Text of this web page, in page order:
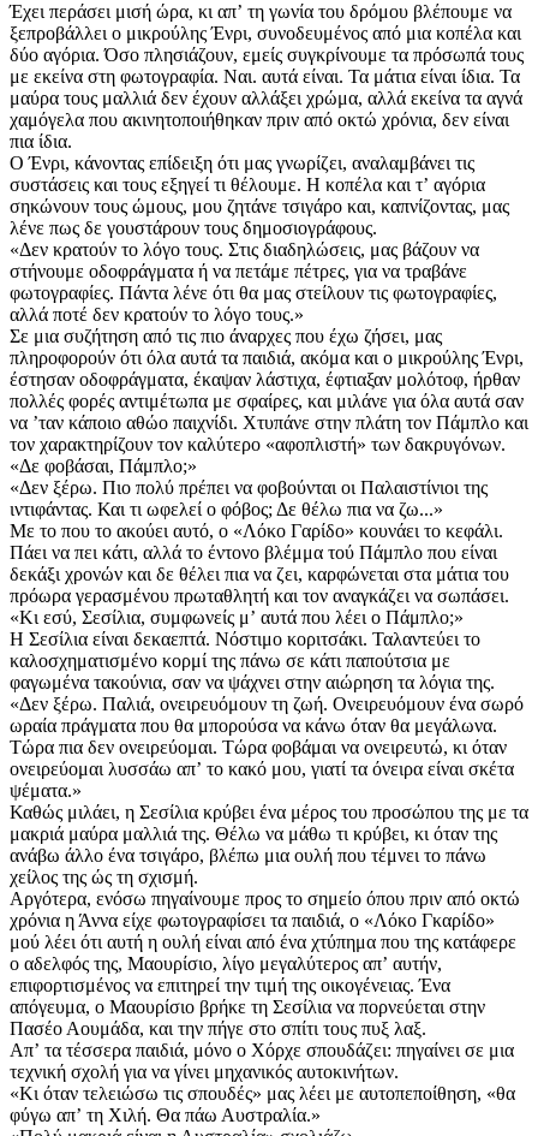
Έχει περάσει μισή ώρα, κι απʼ τη γωνία του δρόμου βλέπουμε να
ξεπροβάλλει ο μικρούλης Ένρι, συνοδευμένος από μια κοπέλα και
δύο αγόρια. Όσο πλησιάζουν, εμείς συγκρίνουμε τα πρόσωπά τους
με εκείνα στη φωτογραφία. Ναι. αυτά είναι. Τα μάτια είναι ίδια. Τα
μαύρα τους μαλλιά δεν έχουν αλλάξει χρώμα, αλλά εκείνα τα αγνά
χαμόγελα που ακινητοποιήθηκαν πριν από οκτώ χρόνια, δεν είναι
πια ίδια.
Ο Ένρι, κάνοντας επίδειξη ότι μας γνωρίζει, αναλαμβάνει τις
συστάσεις και τους εξηγεί τι θέλουμε. Η κοπέλα και τʼ αγόρια
σηκώνουν τους ώμους, μου ζητάνε τσιγάρο και, καπνίζοντας, μας
λένε πως δε γουστάρουν τους δημοσιογράφους.
«Δεν κρατούν το λόγο τους. Στις διαδηλώσεις, μας βάζουν να
στήνουμε οδοφράγματα ή να πετάμε πέτρες, για να τραβάνε
φωτογραφίες. Πάντα λένε ότι θα μας στείλουν τις φωτογραφίες,
αλλά ποτέ δεν κρατούν το λόγο τους.»
Σε μια συζήτηση από τις πιο άναρχες που έχω ζήσει, μας
πληροφορούν ότι όλα αυτά τα παιδιά, ακόμα και ο μικρούλης Ένρι,
έστησαν οδοφράγματα, έκαψαν λάστιχα, έφτιαξαν μολότοφ, ήρθαν
πολλές φορές αντιμέτωπα με σφαίρες, και μιλάνε για όλα αυτά σαν
να ʼταν κάποιο αθώο παιχνίδι. Χτυπάνε στην πλάτη τον Πάμπλο και
τον χαρακτηρίζουν τον καλύτερο «αφοπλιστή» των δακρυγόνων.
«Δε φοβάσαι, Πάμπλο;»
«Δεν ξέρω. Πιο πολύ πρέπει να φοβούνται οι Παλαιστίνιοι της
ιντιφάντας. Και τι ωφελεί ο φόβος; Δε θέλω πια να ζω...»
Με το που το ακούει αυτό, ο «Λόκο Γαρίδο» κουνάει το κεφάλι.
Πάει να πει κάτι, αλλά το έντονο βλέμμα τού Πάμπλο που είναι
δεκάξι χρονών και δε θέλει πια να ζει, καρφώνεται στα μάτια του
πρόωρα γερασμένου πρωταθλητή και τον αναγκάζει να σωπάσει.
«Κι εσύ, Σεσίλια, συμφωνείς μʼ αυτά που λέει ο Πάμπλο;»
Η Σεσίλια είναι δεκαεπτά. Νόστιμο κοριτσάκι. Ταλαντεύει το
καλοσχηματισμένο κορμί της πάνω σε κάτι παπούτσια με
φαγωμένα τακούνια, σαν να ψάχνει στην αιώρηση τα λόγια της.
«Δεν ξέρω. Παλιά, ονειρευόμουν τη ζωή. Ονειρευόμουν ένα σωρό
ωραία πράγματα που θα μπορούσα να κάνω όταν θα μεγάλωνα.
Τώρα πια δεν ονειρεύομαι. Τώρα φοβάμαι να ονειρευτώ, κι όταν
ονειρεύομαι λυσσάω απʼ το κακό μου, γιατί τα όνειρα είναι σκέτα
ψέματα.»
Καθώς μιλάει, η Σεσίλια κρύβει ένα μέρος του προσώπου της με τα
μακριά μαύρα μαλλιά της. Θέλω να μάθω τι κρύβει, κι όταν της
ανάβω άλλο ένα τσιγάρο, βλέπω μια ουλή που τέμνει το πάνω
χείλος της ώς τη σχισμή.
Αργότερα, ενόσω πηγαίνουμε προς το σημείο όπου πριν από οκτώ
χρόνια η Άννα είχε φωτογραφίσει τα παιδιά, ο «Λόκο Γκαρίδο»
μού λέει ότι αυτή η ουλή είναι από ένα χτύπημα που της κατάφερε
ο αδελφός της, Μαουρίσιο, λίγο μεγαλύτερος απʼ αυτήν,
επιφορτισμένος να επιτηρεί την τιμή της οικογένειας. Ένα
απόγευμα, ο Μαουρίσιο βρήκε τη Σεσίλια να πορνεύεται στην
Πασέο Αουμάδα, και την πήγε στο σπίτι τους πυξ λαξ.
Απʼ τα τέσσερα παιδιά, μόνο ο Χόρχε σπουδάζει: πηγαίνει σε μια
τεχνική σχολή για να γίνει μηχανικός αυτοκινήτων.
«Κι όταν τελειώσω τις σπουδές» μας λέει με αυτοπεποίθηση, «θα
φύγω απʼ τη Χιλή. Θα πάω Αυστραλία.»